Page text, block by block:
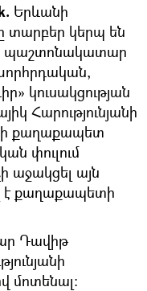
Երևանի
տարբեր կերպ են
պաշտոնակատար
կուսակցության
Հարությունյանի
քաղաքապետ
փուլում
աջակցել այն
է քաղաքապետի
Դավիթ
մոտենալ։